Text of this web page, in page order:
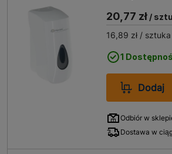
20,77 zł /
16,89 zł /
1
Dodaj
Odbiór w
Dostawa w